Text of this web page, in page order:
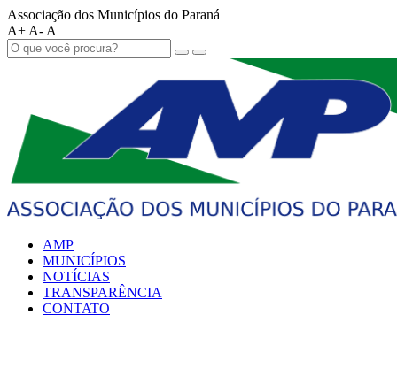
Associação dos Municípios do Paraná
A+ A- A
AMP
MUNICÍPIOS
NOTÍCIAS
TRANSPARÊNCIA
CONTATO